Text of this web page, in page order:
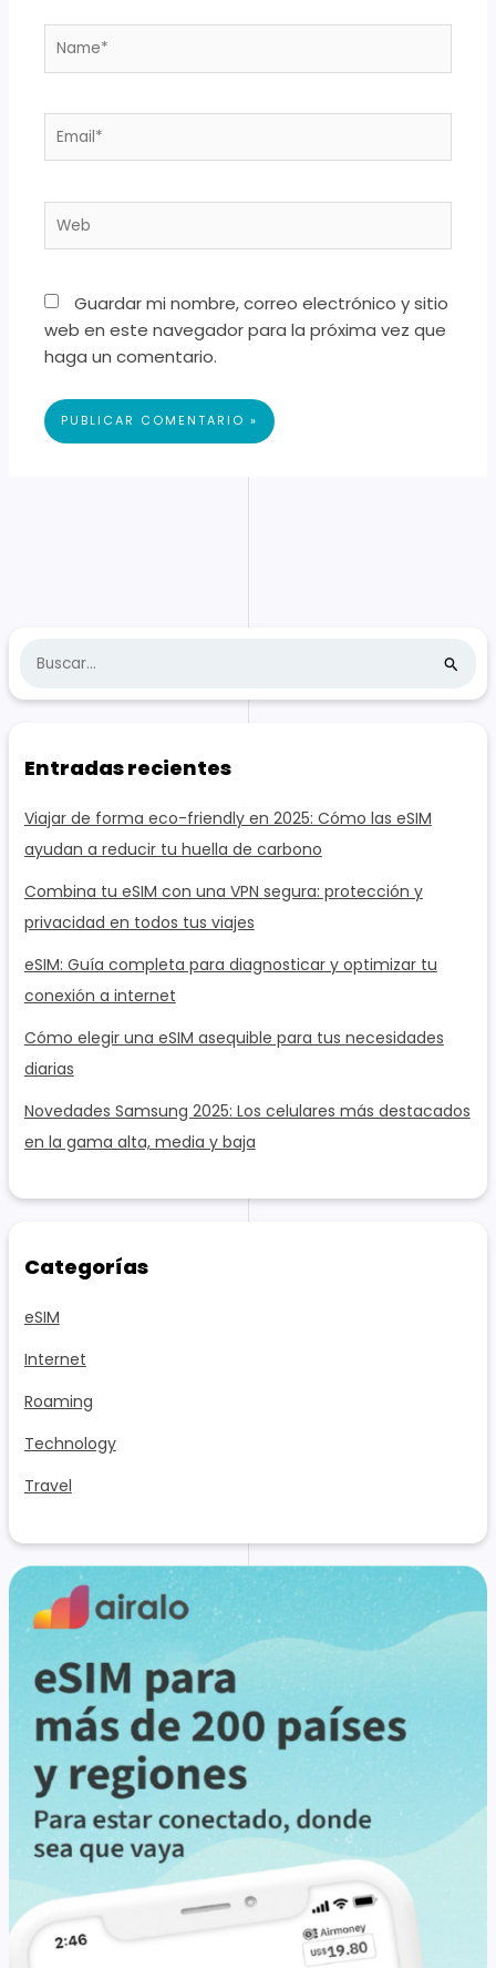
Email*
Web
Guardar mi nombre, correo electrónico y sitio
web en este navegador para la próxima vez que
haga un comentario.
u
c
r
Entradas recientes
Viajar de forma eco-friendly en 2025: Cómo las eSIM
ayudan a reducir tu huella de carbono
Combina tu eSIM con una VPN segura: protección y
privacidad en todos tus viajes
eSIM: Guía completa para diagnosticar y optimizar tu
conexión a internet
Cómo elegir una eSIM asequible para tus necesidades
diarias
Novedades Samsung 2025: Los celulares más destacados
en la gama alta, media y baja
Categorías
eSIM
Internet
Roaming
Technology
Travel